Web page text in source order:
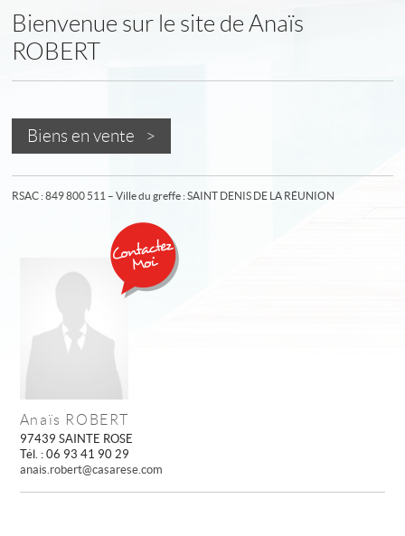
Bienvenue sur le site de Anaïs
ROBERT
Biens en vente >
RSAC : 849 800 511 – Ville du greffe : SAINT DENIS DE LA RÉUNION
Anaïs ROBERT
97439 SAINTE ROSE
Tél. : 06 93 41 90 29
anais.robert@casarese.com